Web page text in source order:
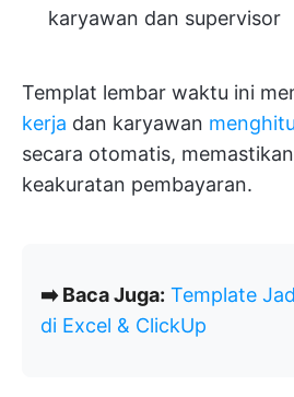
karyawan dan supervisor
Templat lembar waktu ini
kerja dan karyawan
secara otomatis,
keakuratan pembayaran.
➡️ Baca Juga: Template
di Excel & ClickUp